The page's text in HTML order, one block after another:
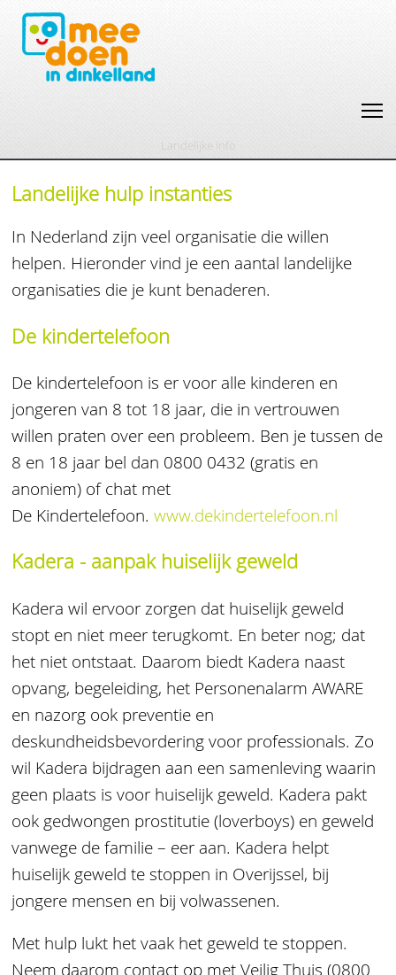
Landelijke info
Landelijke hulp instanties
In Nederland zijn veel organisatie die willen
helpen. Hieronder vind je een aantal landelijke
organisaties die je kunt benaderen.
De kindertelefoon
De kindertelefoon is er voor alle kinderen en
jongeren van 8 tot 18 jaar, die in vertrouwen
willen praten over een probleem. Ben je tussen de
8 en 18 jaar bel dan 0800 0432 (gratis en
anoniem) of chat met
De Kindertelefoon.www.dekindertelefoon.nl
Kadera - aanpak huiselijk geweld
Kadera wil ervoor zorgen dat huiselijk geweld
stopt en niet meer terugkomt. En beter nog; dat
het niet ontstaat. Daarom biedt Kadera naast
opvang, begeleiding, het Personenalarm AWARE
en nazorg ook preventie en
deskundheidsbevordering voor professionals. Zo
wil Kadera bijdragen aan een samenleving waarin
geen plaats is voor huiselijk geweld. Kadera pakt
ook gedwongen prostitutie (loverboys) en geweld
vanwege de familie – eer aan. Kadera helpt
huiselijk geweld te stoppen in Overijssel, bij
jongere mensen en bij volwassenen.
Met hulp lukt het vaak het geweld te stoppen.
Neem daarom contact op met Veilig Thuis (0800